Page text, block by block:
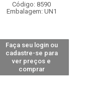
Código: 8590
Embalagem: UN1
Faça seu login ou
cadastre-se para
ver preços e
comprar